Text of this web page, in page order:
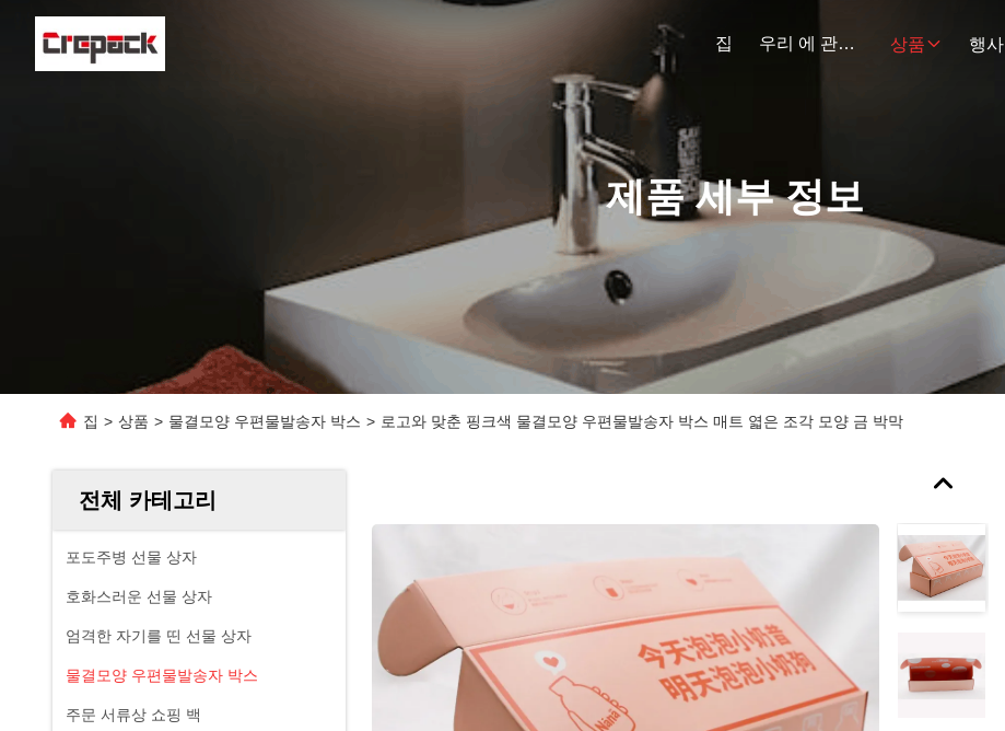
집 우리 에 관한 것 상품 행사
제품 세부 정보
집 > 상품 > 물결모양 우편물발송자 박스 > 로고와 맞춘 핑크색 물결모양 우편물발송자 박스 매트 엷은 조각 모양 금 박막
전체 카테고리
포도주병 선물 상자
호화스러운 선물 상자
엄격한 자기를 띤 선물 상자
물결모양 우편물발송자 박스
주문 서류상 쇼핑 백